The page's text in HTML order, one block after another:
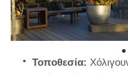
Τοποθεσία: